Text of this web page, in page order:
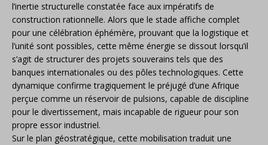
l’inertie structurelle constatée face aux impératifs de
construction rationnelle. Alors que le stade affiche complet
pour une célébration éphémère, prouvant que la logistique et
l’unité sont possibles, cette même énergie se dissout lorsqu’il
s’agit de structurer des projets souverains tels que des
banques internationales ou des pôles technologiques. Cette
dynamique confirme tragiquement le préjugé d’une Afrique
perçue comme un réservoir de pulsions, capable de discipline
pour le divertissement, mais incapable de rigueur pour son
propre essor industriel.
Sur le plan géostratégique, cette mobilisation traduit une